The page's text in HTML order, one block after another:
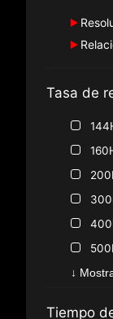
Tasa de
↓
Tiempo